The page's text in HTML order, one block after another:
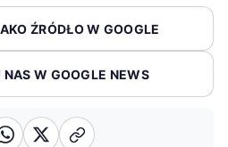
ŹRÓDŁO W GOOGLE
NAS W GOOGLE NEWS